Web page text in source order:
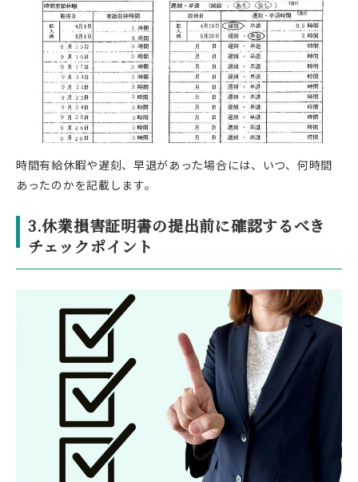
時間有給休暇や遅刻、早退があった場合には、いつ、何時間
あったのかを記載します。
3.休業損害証明書の提出前に確認するべき
チェックポイント